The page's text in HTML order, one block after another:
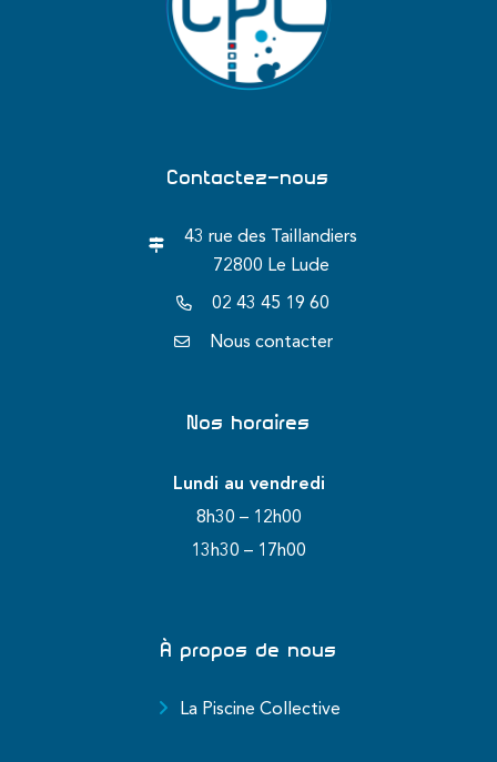
Contactez-nous
43 rue des Taillandiers
72800 Le Lude
02 43 45 19 60
Nous contacter
Nos horaires
Lundi au vendredi
8h30 – 12h00
13h30 – 17h00
À propos de nous
La Piscine Collective